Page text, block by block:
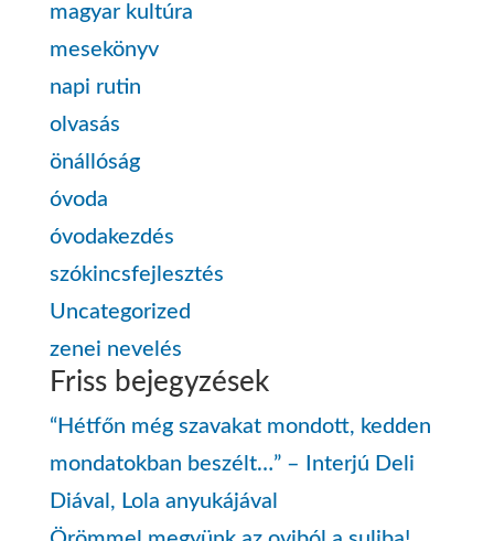
magyar kultúra
mesekönyv
napi rutin
olvasás
önállóság
óvoda
óvodakezdés
szókincsfejlesztés
Uncategorized
zenei nevelés
Friss bejegyzések
“Hétfőn még szavakat mondott, kedden
mondatokban beszélt…” – Interjú Deli
Diával, Lola anyukájával